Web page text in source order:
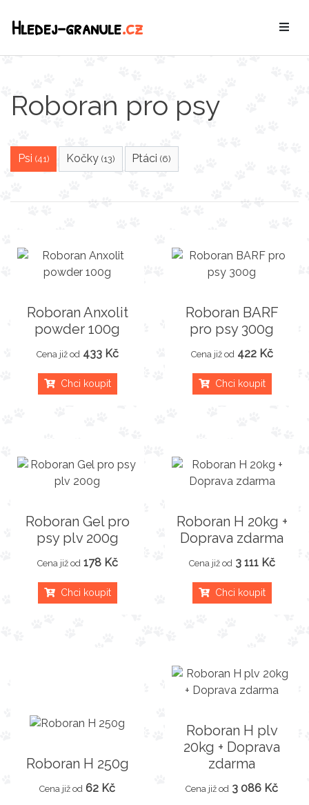
Hledej-granule.cz
Roboran pro psy
Psi (41) Kočky (13) Ptáci(6)
Roboran Anxolit
powder 100g
Cena již od 433 Kč
Chci koupit
Roboran BARF
pro psy 300g
Cena již od 422 Kč
Chci koupit
Roboran Gel pro
psy plv 200g
Cena již od 178 Kč
Chci koupit
Roboran H 20kg +
Doprava zdarma
Cena již od 3 111 Kč
Chci koupit
Roboran H 250g
Cena již od 62 Kč
Roboran H plv
20kg + Doprava
zdarma
Cena již od 3 086 Kč